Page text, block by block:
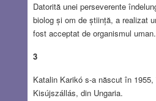
Datorită unei perseverente
biolog și om de știință, a realizat
fost acceptat de organismul uman.
3
Katalin Karikó s-a născut în
Kisújszállás, din Ungaria.